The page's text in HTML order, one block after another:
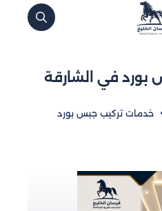
بورد في الشارقة
خدمات تركيب جبس بورد